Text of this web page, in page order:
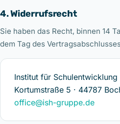
4. Widerrufsrecht
Sie haben das Recht, binnen 14
dem Tag des
Institut für
Kortumstraße 5 · 44787
office@ish-gruppe.de